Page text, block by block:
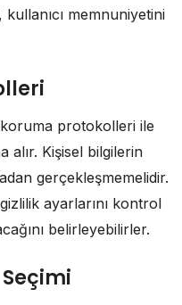
kullanıcı memnuniyetini
protokolleri ile
alır. Kişisel bilgilerin
gerçekleşmemelidir.
ayarlarını kontrol
belirleyebilirler.